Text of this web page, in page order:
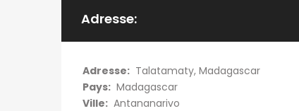
Adresse:
Adresse: Talatamaty, Madagascar
Pays: Madagascar
Ville: Antananarivo